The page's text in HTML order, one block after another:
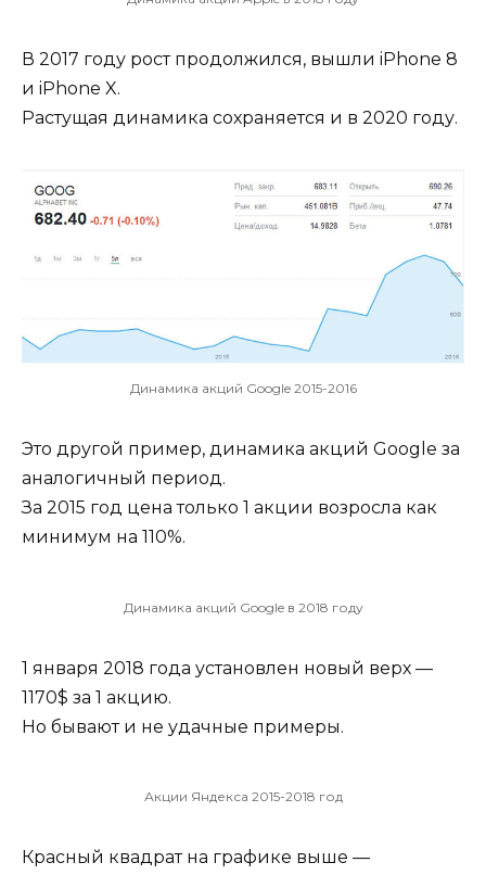
В 2017 году рост продолжился, вышли iPhone 8
и iPhone X.
Растущая динамика сохраняется и в 2020 году.
Динамика акций Google 2015-2016
Это другой пример, динамика акций Google за
аналогичный период.
За 2015 год цена только 1 акции возросла как
минимум на 110%.
Динамика акций Google в 2018 году
1 января 2018 года установлен новый верх —
1170$ за 1 акцию.
Но бывают и не удачные примеры.
Акции Яндекса 2015-2018 год
Красный квадрат на графике выше —